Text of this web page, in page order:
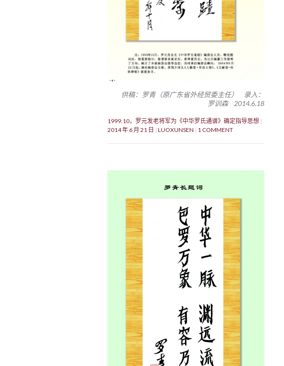
供稿：罗青（原广东省外经贸委主任） 录入：
罗训森 2014.6.18
1999.10，罗元发老将军为《中华罗氏通谱》确定指导思想
2014 年 6 月 21 日
LUOXUNSEN 1 COMMENT